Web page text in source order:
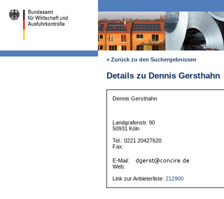
« Zurück zu den Suchergebnissen
Details zu Dennis Gersthahn
Dennis Gersthahn
Landgrafenstr. 90
50931 Köln
Tel.: 0221 20427620
Fax:
E-Mail:
Web:
Link zur Anbieterliste:212900